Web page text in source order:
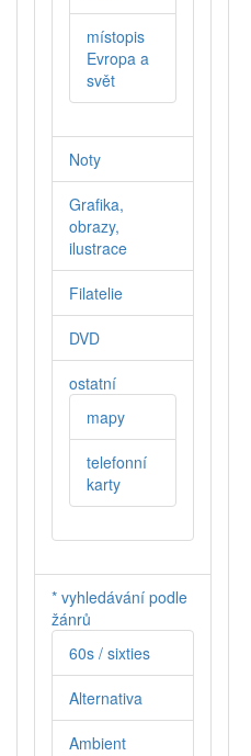
místopis
Evropa a
svět
Noty
Grafika,
obrazy,
ilustrace
Filatelie
DVD
ostatní
mapy
telefonní
karty
* vyhledávání podle
žánrů
60s / sixties
Alternativa
Ambient